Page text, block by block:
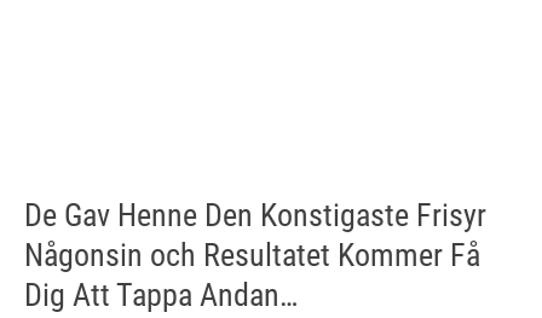
De Gav Henne Den Konstigaste Frisyr
Någonsin och Resultatet Kommer Få
Dig Att Tappa Andan…